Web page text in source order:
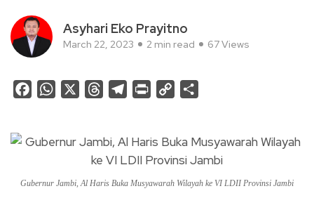
Asyhari Eko Prayitno
March 22, 2023 2 min read 67 Views
FacebookWhatsApp ThreadsTelegram
Print
Copy
Gubernur Jambi, Al Haris Buka Musyawarah Wilayah ke VI LDII Provinsi Jambi